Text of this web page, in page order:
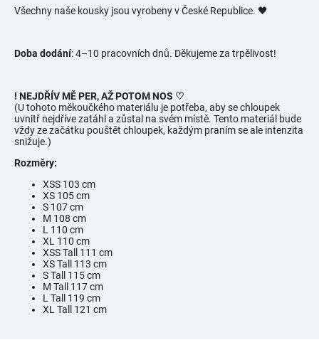
Všechny naše kousky jsou vyrobeny v České Republice. 🖤
Doba dodání: 4–10 pracovních dnů. Děkujeme za trpělivost!
! NEJDŘÍV MĚ PER, AŽ POTOM NOS ♡
(U tohoto měkoučkého materiálu je potřeba, aby se chloupek
uvnitř nejdříve zatáhl a zůstal na svém místě. Tento materiál bude
vždy ze začátku pouštět chloupek, každým praním se ale intenzita
snižuje.)
Rozměry:
XSS 103 cm
XS 105 cm
S 107 cm
M 108 cm
L 110 cm
XL 110 cm
XSS Tall 111 cm
XS Tall 113 cm
S Tall 115 cm
M Tall 117 cm
L Tall 119 cm
XL Tall 121 cm